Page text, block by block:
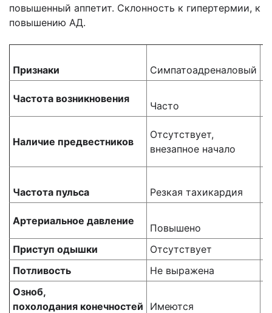
повышенный аппетит. Склонность к гипертермии, к
повышению АД.
Признаки Симпатоадреналовый
Частота возникновения
Часто
Наличие предвестников
Отсутствует,
внезапное начало
Частота пульса Резкая тахикардия
Артериальное давление
Повышено
Приступ одышки
Отсутствует
Потливость
Не выражена
Озноб,
похолодания конечностей Имеются